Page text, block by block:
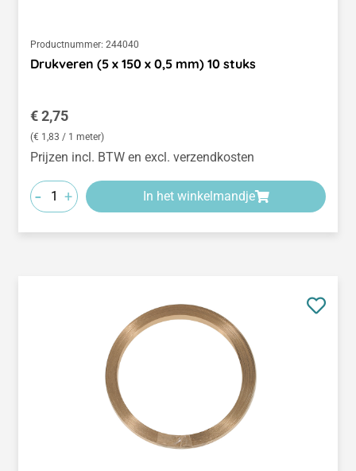
Productnummer: 244040
Drukveren (5 x 150 x 0,5 mm) 10 stuks
Normale prijs:
€ 2,75
(€ 1,83 / 1 meter)
Prijzen incl. BTW en excl. verzendkosten
- + In het winkelmandje